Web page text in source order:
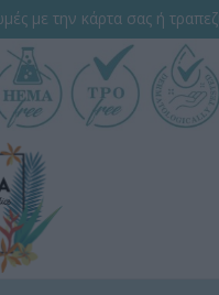
με την κάρτα σας ή